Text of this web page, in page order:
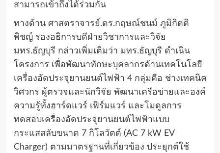
สามารถเข้าถึงได้ร่วมกัน
ทางด้าน ศาสตราจารย์.ดร.กฤษณ์ชนม์ ภูมิกิตติ
พิชญ์ รองอธิการบดีฝ่ายวิชาการและวิจัย
มทร.ธัญบุรี กล่าวเพิ่มเติมว่า มทร.ธัญบุรี ดำเนิน
โครงการ เพื่อพัฒนาทักษะบุคลากรด้านเทคโนโลยี
เครื่องอัดประจุยานยนต์ไฟฟ้า 4 กลุ่มคือ ช่างเทคนิค
วิศวกร ผู้ตรวจและนักวิจัย พัฒนาเครือข่ายและองค์
ความรู้ทั้งฮาร์ดแวร์ เฟิร์มแวร์ และโมดูลการ
ทดสอบเครื่องอัดประจุยานยนต์ไฟฟ้าแบบ
กระแสสลับขนาด 7 กิโลวัตต์ (AC 7 kW EV
Charger) ตามมาตรฐานที่เกี่ยวข้อง ประยุกต์ใช้